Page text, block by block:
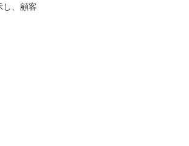
し、顧客